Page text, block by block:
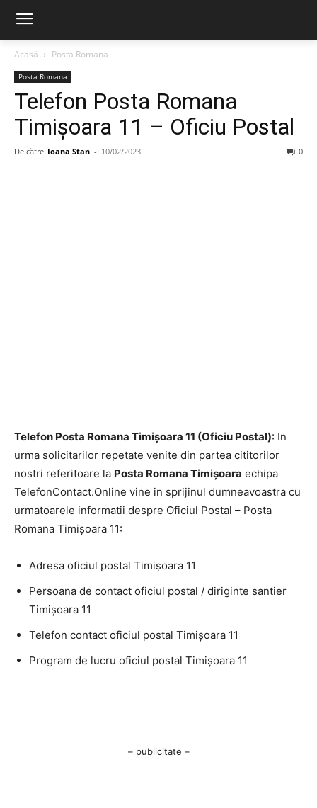
Acasă Posta Romana
Posta Romana
Telefon Posta Romana
Timişoara 11 – Oficiu Postal
De către Ioana Stan - 10/02/2023 0
Telefon Posta Romana Timişoara 11 (Oficiu Postal): In
urma solicitarilor repetate venite din partea cititorilor
nostri referitoare la Posta Romana Timişoara echipa
TelefonContact.Online vine in sprijinul dumneavoastra cu
urmatoarele informatii despre Oficiul Postal – Posta
Romana Timişoara 11:
Adresa oficiul postal Timişoara 11
Persoana de contact oficiul postal / diriginte santier
Timişoara 11
Telefon contact oficiul postal Timişoara 11
Program de lucru oficiul postal Timişoara 11
– publicitate –